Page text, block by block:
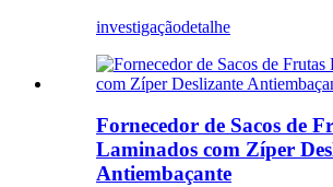
investigaçãodetalhe
Fornecedor de Sacos de
Laminados com Zíper
Antiembaçante